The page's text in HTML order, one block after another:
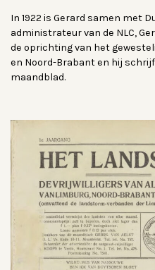
In 1922 is Gerard samen met
administrateur van de NLC,
de oprichting van het
en Noord-Brabant en hij
maandblad.